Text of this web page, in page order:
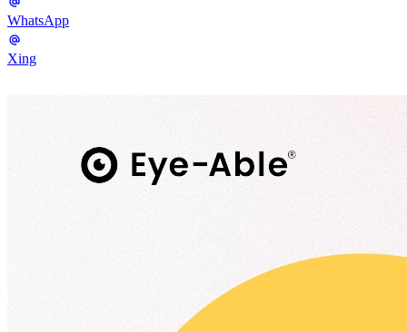
WhatsApp
Xing